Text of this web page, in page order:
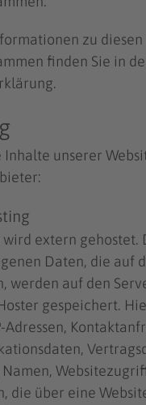
zu diesen
finden Sie in
unserer
wird extern gehostet.
Daten, die auf
werden auf den
gespeichert.
Adressen,
die über eine